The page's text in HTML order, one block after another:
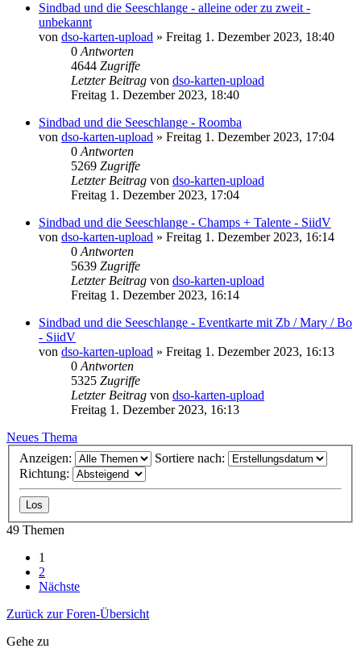
Sindbad und die Seeschlange - alleine oder zu zweit -
unbekannt
von dso-karten-upload » Freitag 1. Dezember 2023, 18:40
0Antworten
4644 Zugriffe
Letzter Beitrag von dso-karten-upload
Freitag 1. Dezember 2023, 18:40
Sindbad und die Seeschlange - Roomba
von dso-karten-upload » Freitag 1. Dezember 2023, 17:04
0Antworten
5269 Zugriffe
Letzter Beitrag von dso-karten-upload
Freitag 1. Dezember 2023, 17:04
Sindbad und die Seeschlange - Champs + Talente - SiidV
von dso-karten-upload » Freitag 1. Dezember 2023, 16:14
0Antworten
5639 Zugriffe
Letzter Beitrag von dso-karten-upload
Freitag 1. Dezember 2023, 16:14
Sindbad und die Seeschlange - Eventkarte mit Zb / Mary / Bo
- SiidV
von dso-karten-upload » Freitag 1. Dezember 2023, 16:13
0Antworten
5325 Zugriffe
Letzter Beitrag von dso-karten-upload
Freitag 1. Dezember 2023, 16:13
Neues Thema
Anzeigen:
Sortiere nach:
Richtung:
49 Themen
1
2
Nächste
Zurück zur Foren-Übersicht
Gehe zu